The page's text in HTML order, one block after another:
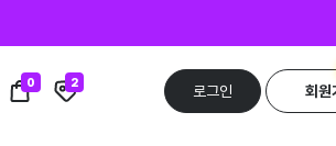
0 2
로그인 회원